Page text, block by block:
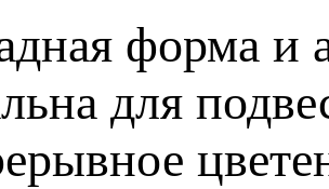
форма и
для